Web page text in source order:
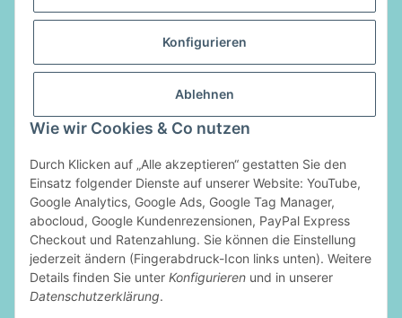
Konfigurieren
Ablehnen
Wie wir Cookies & Co nutzen
Durch Klicken auf „Alle akzeptieren“ gestatten Sie den
Einsatz folgender Dienste auf unserer Website: YouTube,
Google Analytics, Google Ads, Google Tag Manager,
abocloud, Google Kundenrezensionen, PayPal Express
Checkout und Ratenzahlung. Sie können die Einstellung
jederzeit ändern (Fingerabdruck-Icon links unten). Weitere
Details finden Sie unter Konfigurieren und in unserer
Datenschutzerklärung.
Informationen
Gesetzliche Informationen
Zahlungsarten